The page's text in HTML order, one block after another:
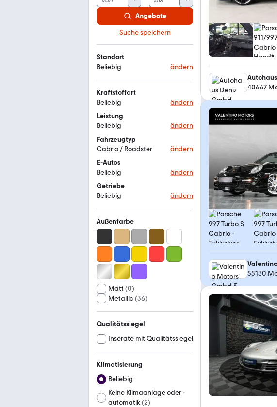
Angebote
Suche speichern
Standort
Beliebig
ändern
Kraftstoffart
Beliebig
ändern
Leistung
Beliebig
ändern
Fahrzeugtyp
Cabrio / Roadster
ändern
E-Autos
Beliebig
ändern
Getriebe
Beliebig
ändern
Außenfarbe
Matt (0)
Metallic(36)
Qualitätssiegel
Inserate mit Qualitätssiegel
Klimatisierung
Beliebig
Keine Klimaanlage oder -
automatik(2)
40667
55130